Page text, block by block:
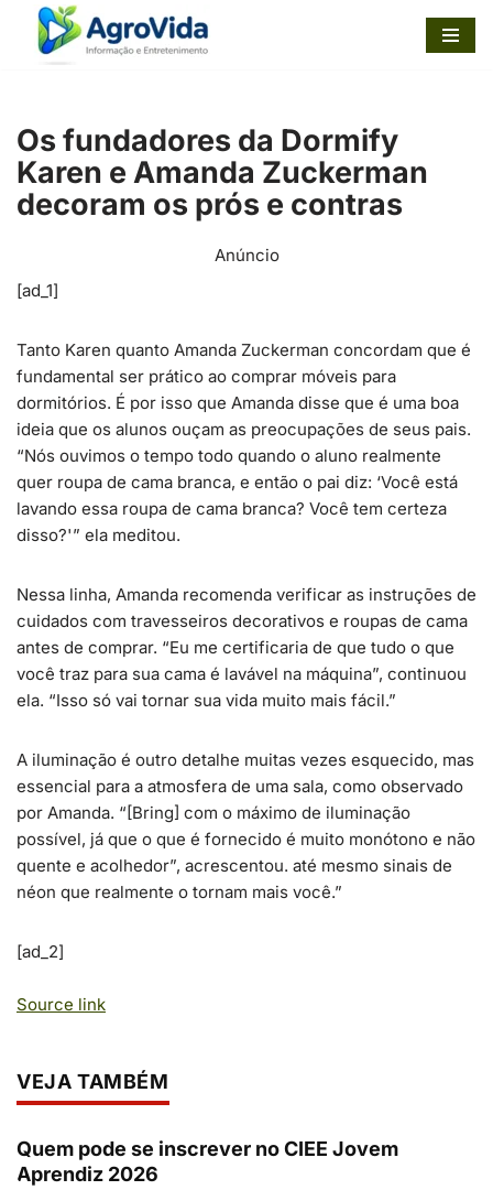
Pular
conteúdo
Os fundadores da Dormify
Karen e Amanda Zuckerman
decoram os prós e contras
Anúncio
[ad_1]
Tanto Karen quanto Amanda Zuckerman concordam que é
fundamental ser prático ao comprar móveis para
dormitórios. É por isso que Amanda disse que é uma boa
ideia que os alunos ouçam as preocupações de seus pais.
“Nós ouvimos o tempo todo quando o aluno realmente
quer roupa de cama branca, e então o pai diz: ‘Você está
lavando essa roupa de cama branca? Você tem certeza
disso?'” ela meditou.
Nessa linha, Amanda recomenda verificar as instruções de
cuidados com travesseiros decorativos e roupas de cama
antes de comprar. “Eu me certificaria de que tudo o que
você traz para sua cama é lavável na máquina”, continuou
ela. “Isso só vai tornar sua vida muito mais fácil.”
A iluminação é outro detalhe muitas vezes esquecido, mas
essencial para a atmosfera de uma sala, como observado
por Amanda. “[Bring] com o máximo de iluminação
possível, já que o que é fornecido é muito monótono e não
quente e acolhedor”, acrescentou. até mesmo sinais de
néon que realmente o tornam mais você.”
[ad_2]
Source link
VEJA TAMBÉM
Quem pode se inscrever no CIEE Jovem
Aprendiz 2026